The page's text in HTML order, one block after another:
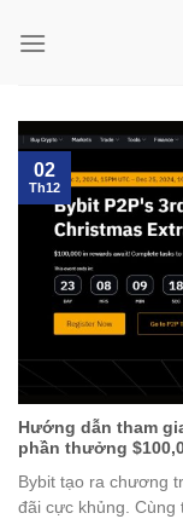
Hướng dẫn tham
phần thưởng
Bybit tạo ra chương
đãi cực khủng. Cùng
02
Th12